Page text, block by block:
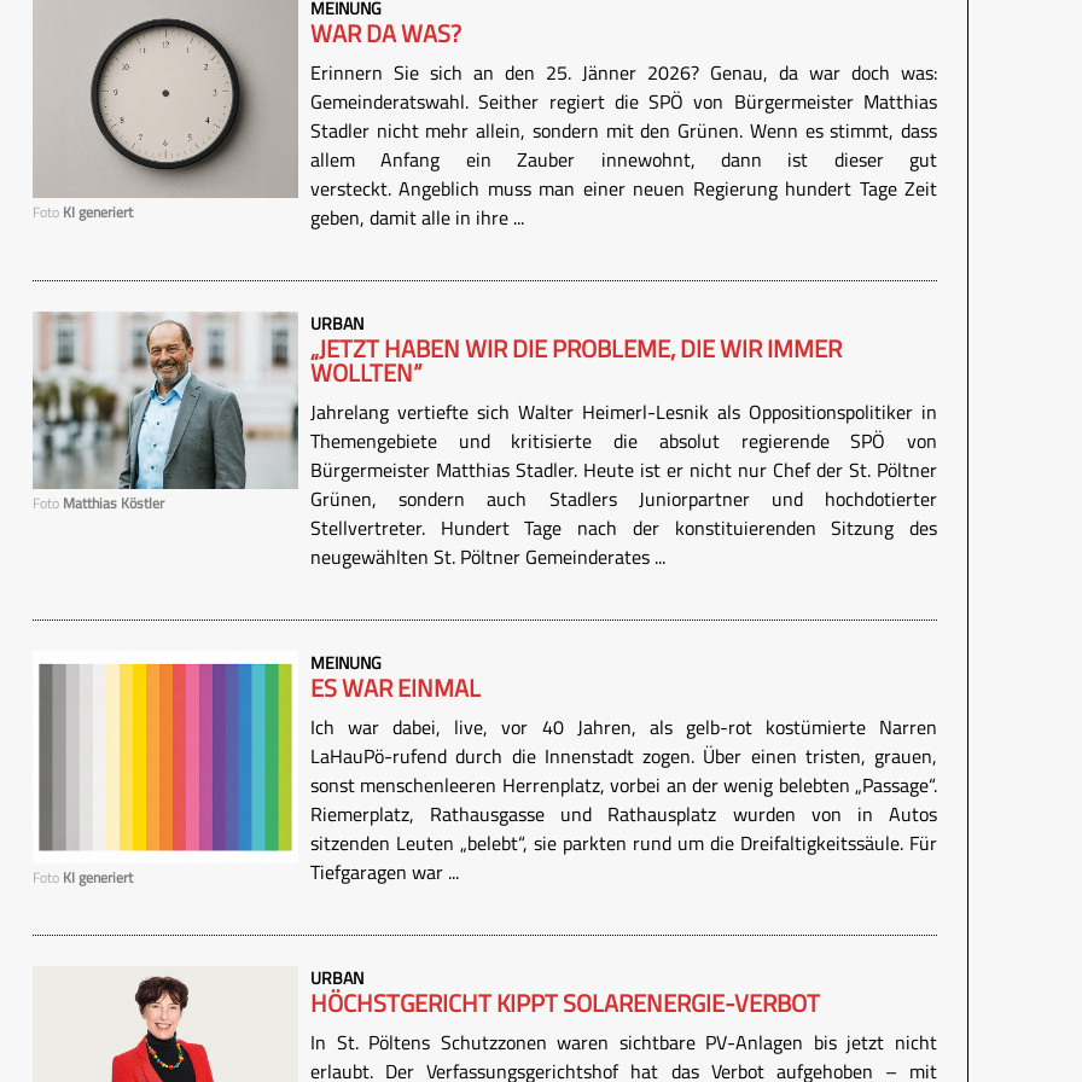
Foto KI generiert
MEINUNG
WAR DA WAS?
Erinnern Sie sich an den 25. Jänner 2026? Genau, da war doch was:
Gemeinderatswahl. Seither regiert die SPÖ von Bürgermeister Matthias
Stadler nicht mehr allein, sondern mit den Grünen. Wenn es stimmt, dass
allem Anfang ein Zauber innewohnt, dann ist dieser gut
versteckt. Angeblich muss man einer neuen Regierung hundert Tage Zeit
geben, damit alle in ihre ...
Foto Matthias Köstler
URBAN
„JETZT HABEN WIR DIE PROBLEME, DIE WIR IMMER
WOLLTEN“
Jahrelang vertiefte sich Walter Heimerl-Lesnik als Oppositionspolitiker in
Themengebiete und kritisierte die absolut regierende SPÖ von
Bürgermeister Matthias Stadler. Heute ist er nicht nur Chef der St. Pöltner
Grünen, sondern auch Stadlers Juniorpartner und hochdotierter
Stellvertreter. Hundert Tage nach der konstituierenden Sitzung des
neugewählten St. Pöltner Gemeinderates ...
Foto KI generiert
MEINUNG
ES WAR EINMAL
Ich war dabei, live, vor 40 Jahren, als gelb-rot kostümierte Narren
LaHauPö-rufend durch die Innenstadt zogen. Über einen tristen, grauen,
sonst menschenleeren Herrenplatz, vorbei an der wenig belebten „Passage“.
Riemerplatz, Rathausgasse und Rathausplatz wurden von in Autos
sitzenden Leuten „belebt“, sie parkten rund um die Dreifaltigkeitssäule. Für
Tiefgaragen war ...
URBAN
HÖCHSTGERICHT KIPPT SOLARENERGIE-VERBOT
In St. Pöltens Schutzzonen waren sichtbare PV-Anlagen bis jetzt nicht
erlaubt. Der Verfassungsgerichtshof hat das Verbot aufgehoben – mit